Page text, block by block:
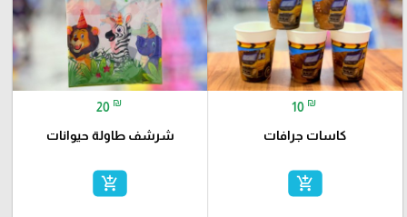
10 ₪
كاسات جرافات
add_shopping_cart
20 ₪
شرشف طاولة حيوانات
add_shopping_cart